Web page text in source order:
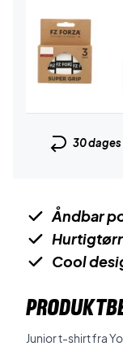
30 dages
Åndbar
Cool
Junior t-shirt fra